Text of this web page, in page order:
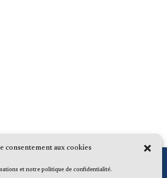
consentement aux cookies
et notre politique de confidentialité.